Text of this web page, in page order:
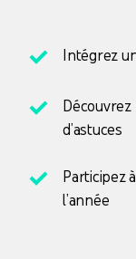
Intégrez
d’astuces
Participez
l’année